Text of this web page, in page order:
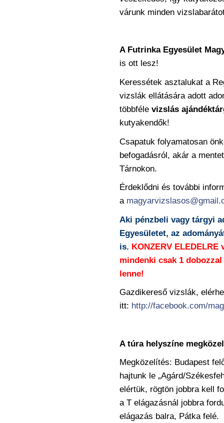
várunk minden
A Futrinka Egyesület
is ott lesz!
Keressétek asztalukat a
vizslák ellátására adott
többféle vizslás
kutyakendők!
Csapatuk folyamatosan
befogadásról, akár a
Tárnokon.
Érdeklődni és további
a
Aki pénzbeli vagy tárgyi
Egyesületet, az
is. KONZERV
mindenki csak 1
lenne!
Gazdikereső vizslák,
itt: http://facebook.com/
A túra helyszíne
Megközelítés: Budapest
hajtunk le „Agárd/
elértük, rögtön jobbra kell
a T elágazásnál jobbra
elágazás balra, Pátka